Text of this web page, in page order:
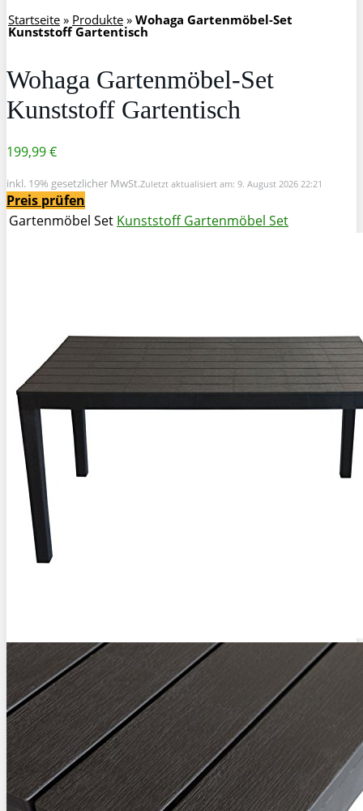
Startseite » Produkte » Wohaga Gartenmöbel-Set
Kunststoff Gartentisch
Wohaga Gartenmöbel-Set
Kunststoff Gartentisch
199,99 €
inkl. 19% gesetzlicher MwSt.Zuletzt aktualisiert am: 9. August 2026 22:21
Preis prüfen
Gartenmöbel Set Kunststoff Gartenmöbel Set